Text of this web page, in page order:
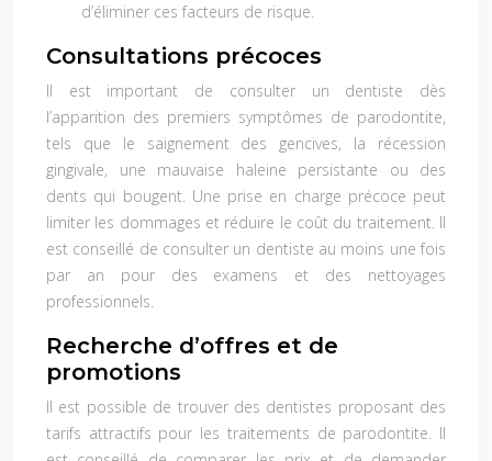
d’éliminer ces facteurs de risque.
Consultations précoces
Il est important de consulter un dentiste dès
l’apparition des premiers symptômes de parodontite,
tels que le saignement des gencives, la récession
gingivale, une mauvaise haleine persistante ou des
dents qui bougent. Une prise en charge précoce peut
limiter les dommages et réduire le coût du traitement. Il
est conseillé de consulter un dentiste au moins une fois
par an pour des examens et des nettoyages
professionnels.
Recherche d’offres et de
promotions
Il est possible de trouver des dentistes proposant des
tarifs attractifs pour les traitements de parodontite. Il